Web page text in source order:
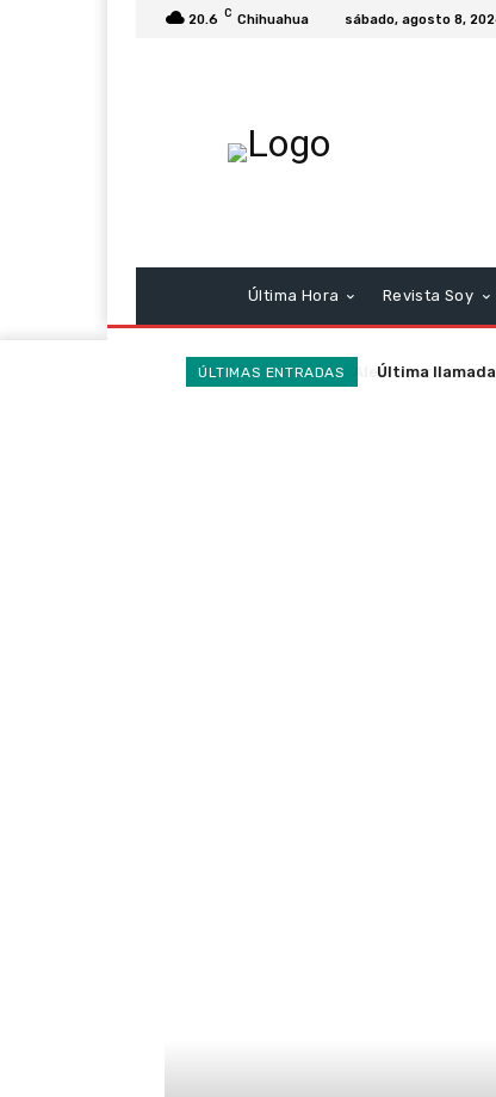
20.6 C Chihuahua sábado, agosto 8,
Última Hora Revista Soy
ÚLTIMAS ENTRADAS
Última